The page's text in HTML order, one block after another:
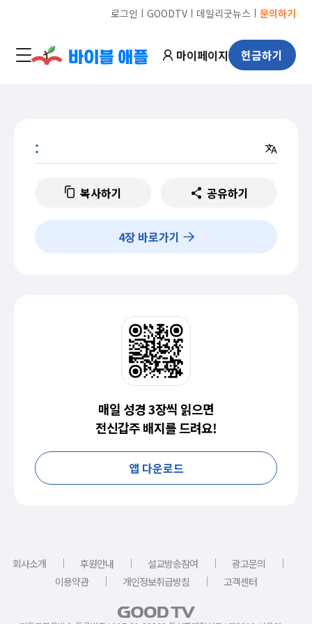
로그인 ㅣ GOODTVㅣ 데일리굿뉴스 ㅣ 문의하기
마이페이지 헌금하기
:
복사하기 공유하기
4장 바로가기
매일 성경 3장씩 읽으면
전신갑주 배지를 드려요!
앱 다운로드
회사소개 ｜ 후원안내 ｜ 설교방송참여 ｜ 광고문의
｜
이용약관
｜ 개인정보취급방침 ｜ 고객센터